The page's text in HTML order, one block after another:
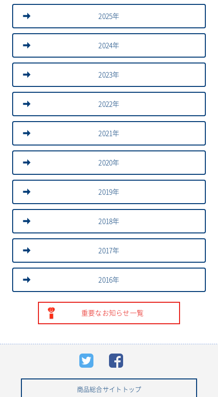
2025年
2024年
2023年
2022年
2021年
2020年
2019年
2018年
2017年
2016年
重要なお知らせ一覧
商品総合サイトトップ